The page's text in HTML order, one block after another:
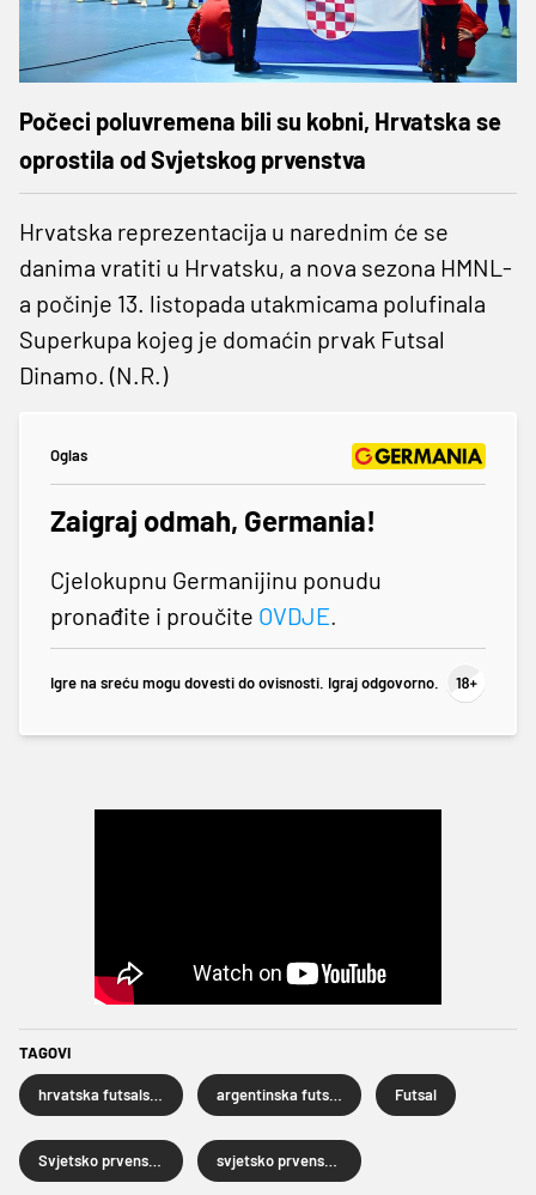
Počeci poluvremena bili su kobni, Hrvatska se
oprostila od Svjetskog prvenstva
Hrvatska reprezentacija u narednim će se
danima vratiti u Hrvatsku, a nova sezona HMNL-
a počinje 13. listopada utakmicama polufinala
Superkupa kojeg je domaćin prvak Futsal
Dinamo. (N.R.)
Oglas
Zaigraj odmah, Germania!
Cjelokupnu Germanijinu ponudu
pronađite i proučite OVDJE.
Igre na sreću mogu dovesti do ovisnosti. Igraj odgovorno.
TAGOVI
Futsal